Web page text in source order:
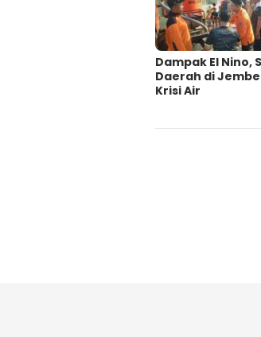
Dampak El Nino,
Daerah di
Krisi Air